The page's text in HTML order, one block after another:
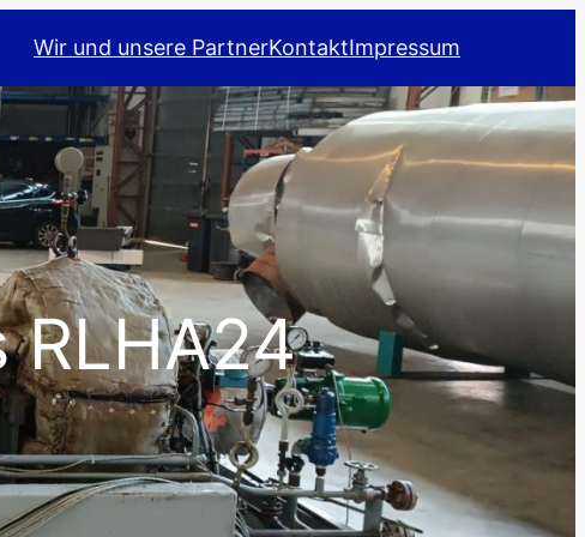
Wir und unsere PartnerKontaktImpressum
RLHA24